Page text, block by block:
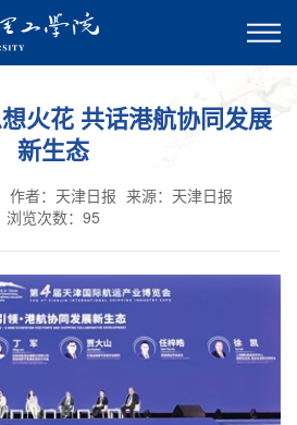
火花 共话港航协同发展
新生态
作者：天津日报 来源：天津日报
浏览次数： 95